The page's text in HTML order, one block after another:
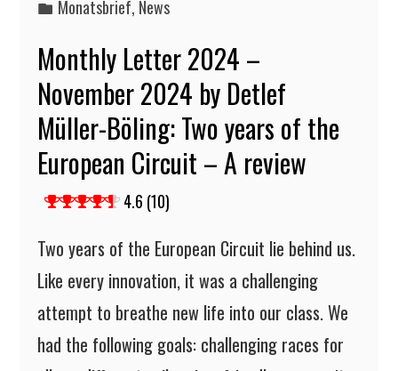
Monatsbrief, News
Monthly Letter 2024 –
November 2024 by Detlef
Müller-Böling: Two years of the
European Circuit – A review
4.6 (10)
Two years of the European Circuit lie behind us.
Like every innovation, it was a challenging
attempt to breathe new life into our class. We
had the following goals: challenging races for